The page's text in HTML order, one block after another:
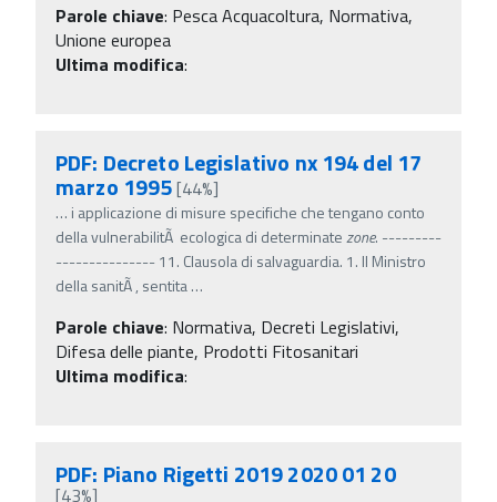
Parole chiave: Pesca Acquacoltura, Normativa,
Unione europea
Ultima modifica:
PDF: Decreto Legislativo nx 194 del 17
marzo 1995[44%]
… i applicazione di misure specifiche che tengano conto
della vulnerabilitÃ ecologica di determinatezone. ---------
--------------- 11. Clausola di salvaguardia. 1. Il Ministro
della sanitÃ , sentita…
Parole chiave: Normativa, Decreti Legislativi,
Difesa delle piante, Prodotti Fitosanitari
Ultima modifica:
PDF: Piano Rigetti 2019 2020 01 20
[43%]